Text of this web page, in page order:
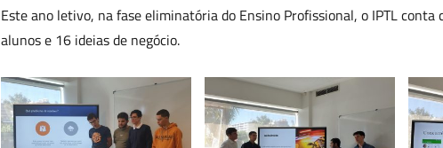
Este ano letivo, na fase eliminatória do Ensino Profissional, o IPTL conta
alunos e 16 ideias de negócio.